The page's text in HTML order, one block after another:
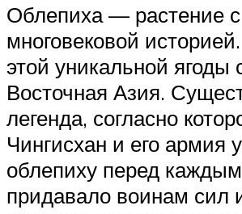
Облепиха — растение с
многовековой
этой уникальной ягоды
Восточная Азия.
легенда, согласно
Чингисхан и его армия
облепиху перед
придавало воинам сил